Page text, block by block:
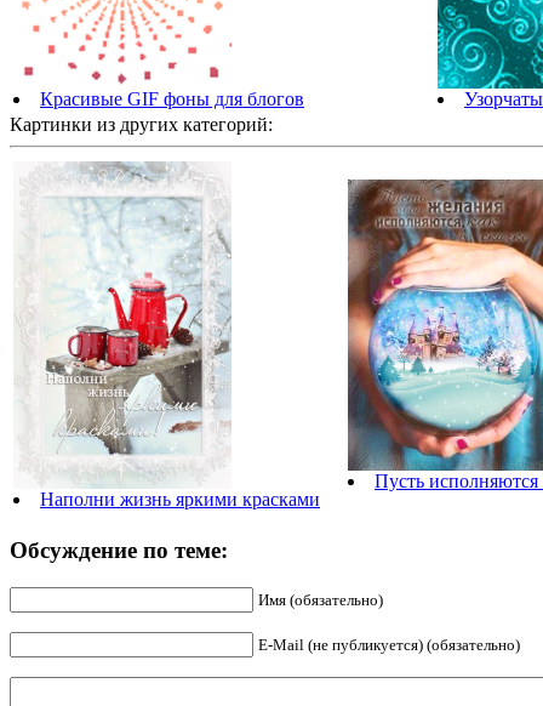
Красивые GIF фоны для блогов
Картинки из других категорий:
Наполни жизнь яркими красками
Пусть исполняются
Обсуждение по теме:
Имя (обязательно)
E-Mail (не публикуется) (обязательно)